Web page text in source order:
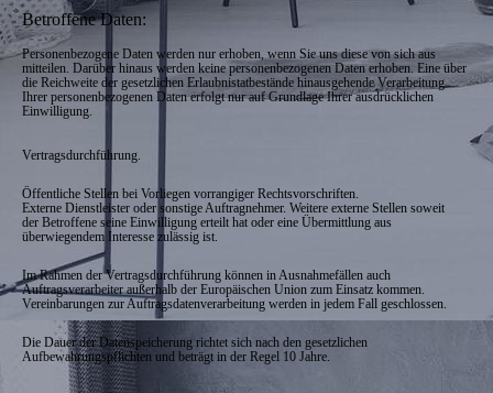
Betroffene Daten:
Personenbezogene Daten werden nur erhoben, wenn Sie uns diese von sich aus
mitteilen. Darüber hinaus werden keine personenbezogenen Daten erhoben. Eine über
die Reichweite der gesetzlichen Erlaubnistatbestände hinausgehende Verarbeitung
Ihrer personenbezogenen Daten erfolgt nur auf Grundlage Ihrer ausdrücklichen
Einwilligung.
Vertragsdurchführung.
Öffentliche Stellen bei Vorliegen vorrangiger Rechtsvorschriften.
Externe Dienstleister oder sonstige Auftragnehmer. Weitere externe Stellen soweit
der Betroffene seine Einwilligung erteilt hat oder eine Übermittlung aus
überwiegendem Interesse zulässig ist.
Im Rahmen der Vertragsdurchführung können in Ausnahmefällen auch
Auftragsverarbeiter außerhalb der Europäischen Union zum Einsatz kommen.
Vereinbarungen zur Auftragsdatenverarbeitung werden in jedem Fall geschlossen.
Die Dauer der Datenspeicherung richtet sich nach den gesetzlichen
Aufbewahrungspflichten und beträgt in der Regel 10 Jahre.